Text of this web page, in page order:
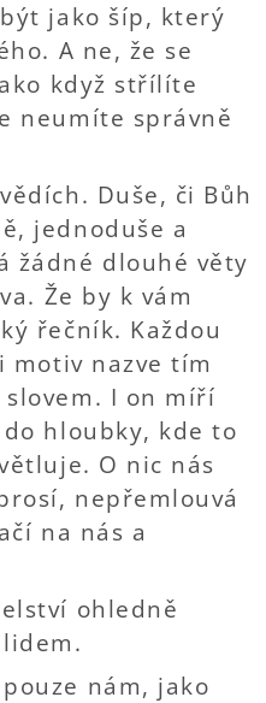
jako šíp, který
A ne, že se
když střílíte
neumíte správně
Duše, či Bůh
jednoduše a
žádné dlouhé věty
Že by k vám
řečník. Každou
motiv nazve tím
I on míří
hloubky, kde to
O nic nás
nepřemlouvá
na nás a
ohledně
nám, jako